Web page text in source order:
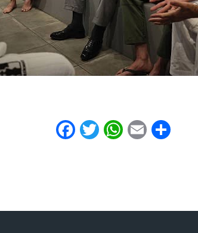
Facebook
Twitter
WhatsApp
Email